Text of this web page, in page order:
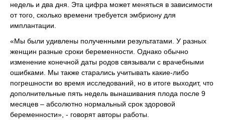
недель и два дня. Эта цифра может меняться в зависимости
от того, сколько времени требуется эмбриону для
имплантации.
«Мы были удивлены полученными результатами. У разных
женщин разные сроки беременности. Однако обычно
изменение конечной даты родов связывали с врачебными
ошибками. Мы также старались учитывать какие-либо
погрешности во время исследований, но в итоге выходит, что
дополнительные пять недель вынашивания плода после 9
месяцев – абсолютно нормальный срок здоровой
беременности», - говорят авторы работы.